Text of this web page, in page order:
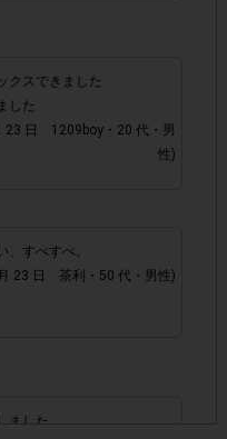
答できない場合がござい
ェーン・回答期間・
できなかった場合
のアンケートに対して
場合
店舗名」「日付」
クスできました
した
23 日 1209boy・20 代・男
性)
、すべすべ。
23 日 茶利・50 代・男性)
ました。